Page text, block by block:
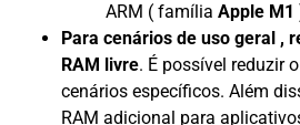
ARM ( família Apple M1
Para cenários de uso geral ,
RAM livre. É possível reduzir
cenários específicos. Além
RAM adicional para